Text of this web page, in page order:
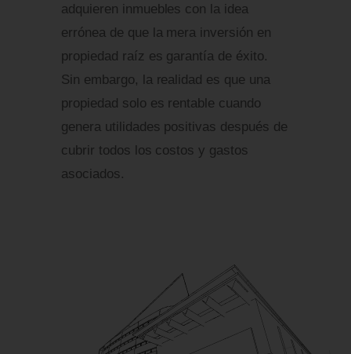
adquieren inmuebles con la idea
errónea de que la mera inversión en
propiedad raíz es garantía de éxito.
Sin embargo, la realidad es que una
propiedad solo es rentable cuando
genera utilidades positivas después de
cubrir todos los costos y gastos
asociados.